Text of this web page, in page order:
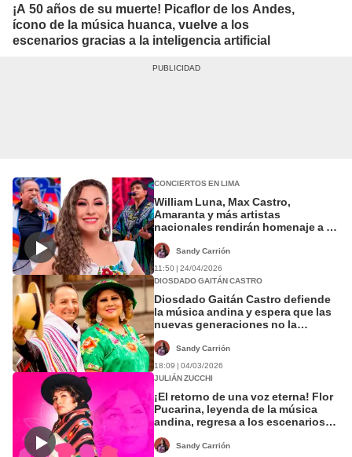
¡A 50 años de su muerte! Picaflor de los Andes,
ícono de la música huanca, vuelve a los
escenarios gracias a la inteligencia artificial
CONCIERTOS EN LIMA
William Luna, Max Castro,
Amaranta y más artistas
nacionales rendirán homenaje a la
Andino Latinoamericano
Sandy Carrión
11:50 | 24/04/2026
DIOSDADO GAITÁN CASTRO
Diosdado Gaitán Castro defiende
la música andina y espera que las
nuevas generaciones no la
morir”Sandy Carrión
18:09 | 04/03/2026
JULIÁN ZUCCHI
¡El retorno de una voz eterna! Flor
Pucarina, leyenda de la música
andina, regresa a los escenarios
Sandy Carrión